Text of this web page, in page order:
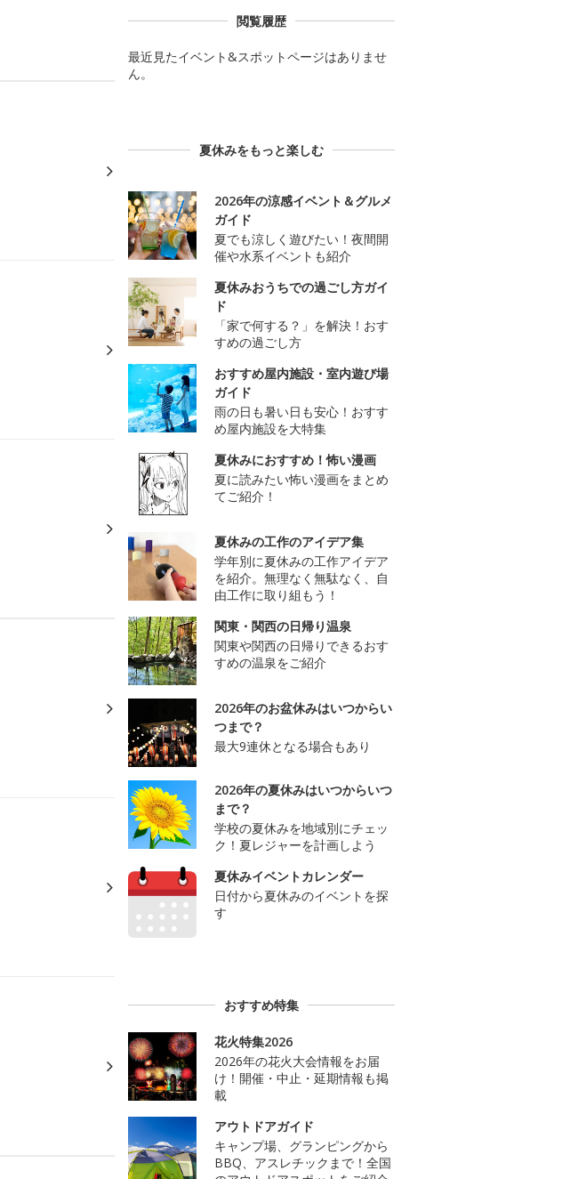
閲覧履歴
最近見たイベント&スポットページはありませ
ん。
夏休みをもっと楽しむ
2026年の涼感イベント＆グルメ
ガイド
夏でも涼しく遊びたい！夜間開
催や水系イベントも紹介
夏休みおうちでの過ごし方ガイ
ド
「家で何する？」を解決！おす
すめの過ごし方
おすすめ屋内施設・室内遊び場
ガイド
雨の日も暑い日も安心！おすす
め屋内施設を大特集
夏休みにおすすめ！怖い漫画
夏に読みたい怖い漫画をまとめ
てご紹介！
夏休みの工作のアイデア集
学年別に夏休みの工作アイデア
を紹介。無理なく無駄なく、自
由工作に取り組もう！
関東・関西の日帰り温泉
関東や関西の日帰りできるおす
すめの温泉をご紹介
2026年のお盆休みはいつからい
つまで？
最大9連休となる場合もあり
2026年の夏休みはいつからいつ
まで？
学校の夏休みを地域別にチェッ
ク！夏レジャーを計画しよう
夏休みイベントカレンダー
日付から夏休みのイベントを探
す
おすすめ特集
花火特集2026
2026年の花火大会情報をお届
け！開催・中止・延期情報も掲
載
アウトドアガイド
キャンプ場、グランピングから
BBQ、アスレチックまで！全国